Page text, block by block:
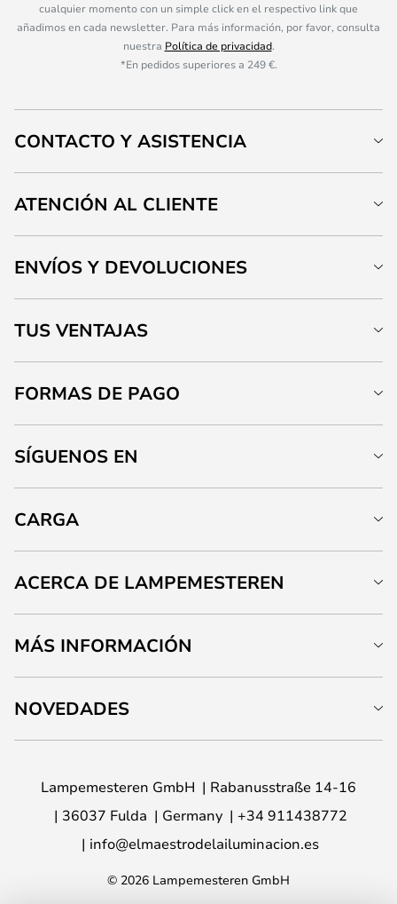
cualquier momento con un simple click en el respectivo link que
añadimos en cada newsletter. Para más información, por favor, consulta
nuestra Política de privacidad.
*En pedidos superiores a 249 €.
CONTACTO Y ASISTENCIA
ATENCIÓN AL CLIENTE
ENVÍOS Y DEVOLUCIONES
TUS VENTAJAS
FORMAS DE PAGO
SÍGUENOS EN
CARGA
ACERCA DE LAMPEMESTEREN
MÁS INFORMACIÓN
NOVEDADES
Lampemesteren GmbH
Rabanusstraße 14-16
36037 Fulda
Germany
+34 911438772
info@elmaestrodelailuminacion.es
© 2026 Lampemesteren GmbH